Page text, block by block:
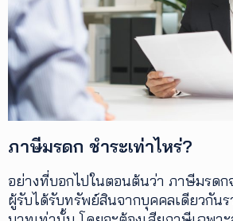
ภาษีมรดก ชำระเท่าไหร่?
อย่างที่บอกไปในตอนต้นว่า ภาษีมรดก
ผู้รับได้รับทรัพย์สินจากบุคคลเดียวกัน